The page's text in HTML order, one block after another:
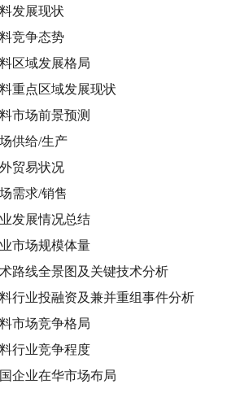
发展现状
竞争态势
区域发展格局
重点区域发展现状
市场前景预测
供给/生产
贸易状况
需求/销售
发展情况总结
市场规模体量
路线全景图及关键技术分析
行业投融资及兼并重组事件分析
市场竞争格局
行业竞争程度
企业在华市场布局